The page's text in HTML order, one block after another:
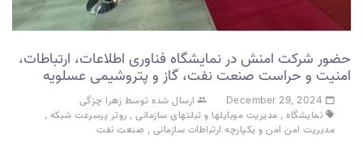
حضور شرکت امنش در نمایشگاه فناوری اطلاعات، ارتباطات،
امنیت و حراست صنعت نفت، گاز و پتروشیمی عسلویه
ارسال شده توسط زهرا چزگی
نمایشگاه , مدیریت موبایلها و تبلتهای سازمانی , روتر پرسرعت شبکه ,
مدیریت امن امن و یکپارچه ارتباطات سازمانی , صنعت نفت